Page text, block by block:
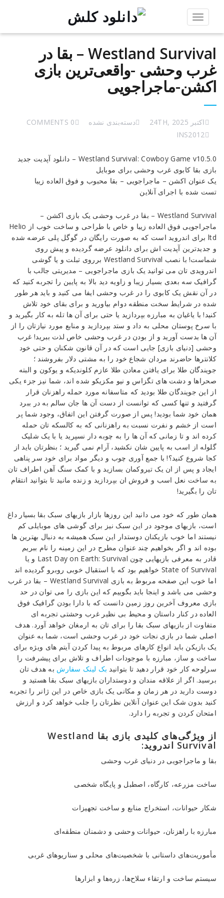
Toggle
Westland Survival – بقا در
غرب وحشی -واقعی‌ترین بازی
اکشن-ماجراجویی
اکتبر 24TH, 2025 دسته‌بندی نشده
0 COMMENTS
INS2012
Westland
Survival
–
بقا
غرب
وحشی
-واقعی‌ترین
بازی
اکشن-
ماجراجویی
Reviewed
by
Ins2012
on
Oct
24 Rating:
Westland Survival: Cowboy Game v10.5.0 – دانلود آپدیت جدید
بازی بقا کابوی غرب وحشی برای موبایل
یک عنوان اکشن – ماجراجویی – بقا محبوب و فوق العاده زیبا
تست شده با اجرای آنلاین
Westland Survival – بقا در غرب وحشی یک بازی اکشن –
ماجراجویی فوق العاده زیبا و خاص با طراحی و ساخت خوب از Helio
ltd برای اندروید است که به صورت رایگان در گوگل پلی عرضه شده
و جدیدترین آپدیت اش برای دانلود عرضه گردیده و پیش روی
شماست! با نصب Westland Survival برروی تبلت و یا گوشی
اندرویدی تان می توانید یک بازی ماجراجویی – مدیریتی جالب با
گرافیک سه بعدی بسیار زیبا و زاویه دید بالا به پایین را تجربه کنید که
در آن نقش یک کابوی را در غرب وحشی ایفا می کنید و باید هر طور
شده در شرایط سخت منطقه دوام بیاورید و برای بقای خود تلاش
کنید! با یاغیان به مبارزه بپردازید یا حتی برای آن ها تله به کار بگیرید و
با سرخ پوستان محلی به داد و ستد بپردازید و منابع مورد نیازتان را از
آن ها بدست آورید و از بودن در غرب وحشی خاص لذت ببرید! غرب
وحشی [دنیای بازی] جایی است که در آن قانون شکنان و حتی خود
کلانترها حاضرند مردان شجاع خود را به مشتی دلار بفروشند ؛
جویندگان طلا برای یافتن معادن طلا عازم کلوندیکه و یوکون و البته
صحراها و دشت های تگزاس و نیو مکزیکو شده اند، شما نیز جزء یکی
از این جویندگان طلا بودید که متاسفانه مورد حمله راهزنان قرار
گرفتید و تنها کسی که توانست از دست آن ها جان سالم به در ببرد
همان خود شما بودید! پس از صورت گرفتن این اتفاق، وجود شما پر
است از خشم و نفرت نسبت به راهزنانی که به کالسکه تان حمله
کرده اند و تا زمانی که آن ها را به چوبه دار نسپرید یا با یک شلیک
گلوله از اسب به پایین شان نکشید، آرام نمی گیرید ؛ بنظرتان باید از
کجا شروع کنید؟! با جمع آوری چوب و دیگر مواد برای خود سر پناهی
ایجاد و پس از ان یک تیروکمان بسازید و با کمک سنگ آهن اطراف تان
به ساخت نعل اسب و فروش ان بپردازید و زنده مانید تا بتوانید انتقام
تان را بگیرید!
همان طور که خود می دانید این روزها بازار بازیهای سبک بقا بسیار داغ
است، بازیهای موجود در این سبک نیز برای گوشی های موبایلی کم
نیستند اما خوب بازیکنان دوستدار این سبک همیشه به دنبال بهترین ها
بوده اند و اگر بخواهیم چند عنوان مطرح در این زمینه را نام ببریم
قادر به معرفی بازیهایی چون Last Day on Earth: Survival و یا
State of Survival خواهیم بود که با استقبال خوبی روبرو گردیده اند
اما خوب این صفحه مربوط به بازی Westland Survival – بقا در غرب
وحشی می باشد و اینجا باید بگوییم که این بازی را می توان در حد
بازی معروف آخرین روز زمین دانست که با دارا بودن گرافیک فوق
العاده در کنار داستان و محیط بی نظیر غرب وحشتی تجربه ای
متفاوت از بازیهای سبک بقا را برای تان به ارمغان خواهد آورد. هدف
اصلی شما در بازی نجات خود در غرب وحشی است، شما به عنوان
یک بازیکن باید انواع کارهای مربوط به پیدا کردن آیتم های ویژه برای
ساخت و ساز، مبارزه با موجودات اطراف و تلاش برای پیشرفت را
سرلوحه کار خود قرار دهید تا بتوانید بک لینک سفارش به هدف تان
برسید. اگر از علاقه مندان و دوستداران بازیهای سبک بقا هستید و
دوست دارید در هر زمان و مکانی یک بازی خاص در این ژانر را تجربه
کنید بدون شک این عنوان آنلاین نظرتان را جلب خواهد کرد و ارزش
امتحان کردن و تجربه را دارد.
از ویژگی‌های کلیدی بازی بقا Westland
Survival اندروید:
بقا و ماجراجویی در دنیای غرب وحشی
ساخت مزرعه، کارگاه، اصطبل و پایگاه شخصی
شکار حیوانات، استخراج منابع و ساخت تجهیزات
مبارزه با راهزنان، حیوانات وحشی و دشمنان منطقه‌ای
مأموریت‌های داستانی با شخصیت‌های محلی و سناریوهای غربی
سیستم ساخت و ارتقاء سلاح‌ها، زره‌ها و ابزارها